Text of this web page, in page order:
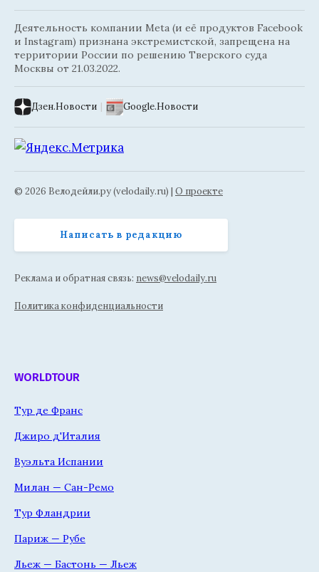
Деятельность компании Meta (и её продуктов Facebook
и Instagram) признана экстремистской, запрещена на
территории России по решению Тверского суда
Москвы от 21.03.2022.
Дзен.Новости | Google.Новости
© 2026 Велодейли.ру (velodaily.ru) | О проекте
Написать в редакцию
Реклама и обратная связь: news@velodaily.ru
Политика конфиденциальности
WORLDTOUR
Тур де Франс
Джиро д'Италия
Вуэльта Испании
Милан — Сан-Ремо
Тур Фландрии
Париж — Рубе
Льеж — Бастонь — Льеж